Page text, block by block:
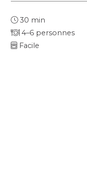
30 min
4–6 personnes
Facile